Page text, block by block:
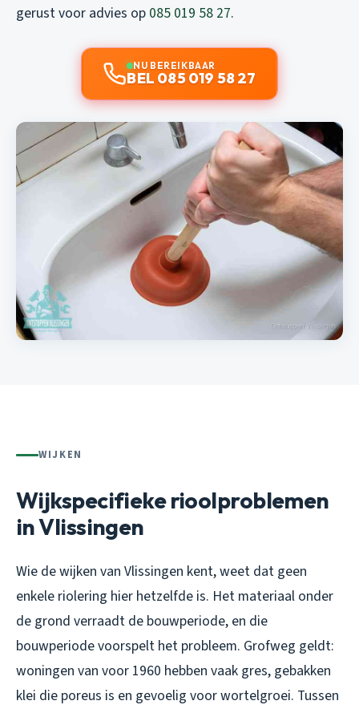
gerust voor advies op 085 019 58 27.
NU BEREIKBAAR
BEL 085 019 58 27
WIJKEN
Wijkspecifieke rioolproblemen
in Vlissingen
Wie de wijken van Vlissingen kent, weet dat geen
enkele riolering hier hetzelfde is. Het materiaal onder
de grond verraadt de bouwperiode, en die
bouwperiode voorspelt het probleem. Grofweg geldt:
woningen van voor 1960 hebben vaak gres, gebakken
klei die poreus is en gevoelig voor wortelgroei. Tussen